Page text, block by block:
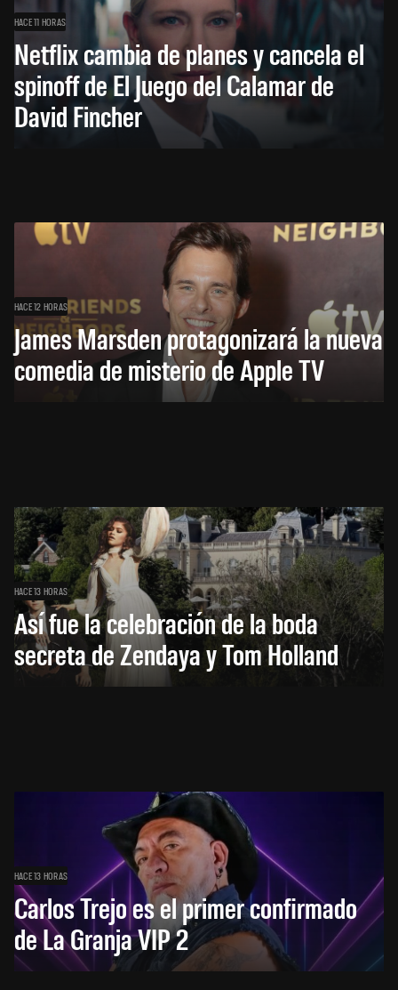
HACE 11 HORAS
Netflix cambia de planes y cancela el
spinoff de El Juego del Calamar de
David Fincher
HACE 12 HORAS
James Marsden protagonizará la nueva
comedia de misterio de Apple TV
HACE 13 HORAS
Así fue la celebración de la boda
secreta de Zendaya y Tom Holland
HACE 13 HORAS
Carlos Trejo es el primer confirmado
de La Granja VIP 2